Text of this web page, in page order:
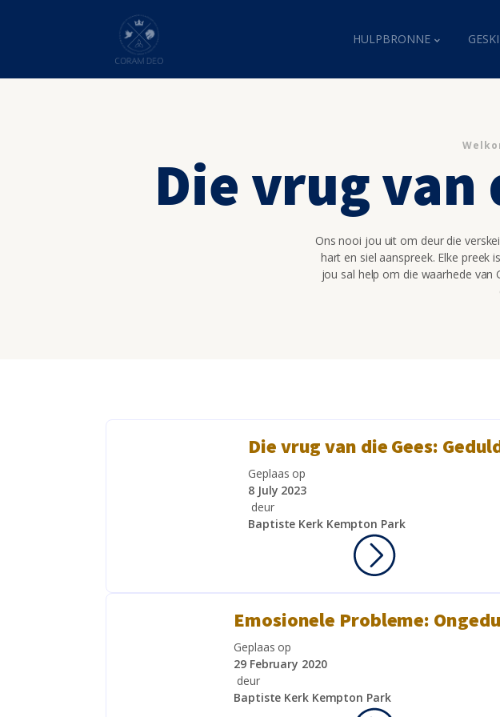
HULPBRONNE
Die vrug van
Ons nooi jou uit om deur die
hart en siel aanspreek. Elke preek
jou sal help om die waarhede
Die vrug van die Gees:
Geplaas op
8 July 2023
deur
Baptiste Kerk Kempton Park
Emosionele Probleme:
Geplaas op
29 February 2020
deur
Baptiste Kerk Kempton Park